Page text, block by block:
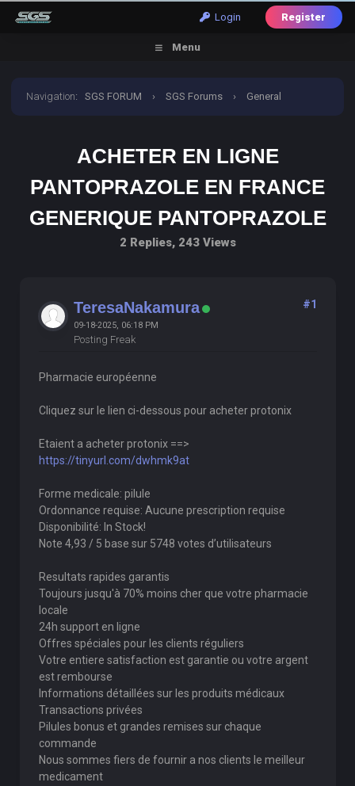
Login Register
Menu
Navigation:SGS FORUM › SGS Forums › General
ACHETER EN LIGNE
PANTOPRAZOLE EN FRANCE
GENERIQUE PANTOPRAZOLE
2 Replies, 243 Views
TeresaNakamura
09-18-2025, 06:18 PM
Posting Freak
#1
Pharmacie européenne
Cliquez sur le lien ci-dessous pour acheter protonix
Etaient a acheter protonix ==>
https://tinyurl.com/dwhmk9at
Forme medicale: pilule
Ordonnance requise: Aucune prescription requise
Disponibilité: In Stock!
Note 4,93 / 5 base sur 5748 votes d’utilisateurs
Resultats rapides garantis
Toujours jusqu'à 70% moins cher que votre pharmacie
locale
24h support en ligne
Offres spéciales pour les clients réguliers
Votre entiere satisfaction est garantie ou votre argent
est rembourse
Informations détaillées sur les produits médicaux
Transactions privées
Pilules bonus et grandes remises sur chaque
commande
Nous sommes fiers de fournir a nos clients le meilleur
medicament